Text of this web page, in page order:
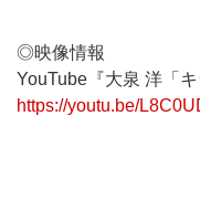
◎映像情報
YouTube『大泉 洋「
https://youtu.be/